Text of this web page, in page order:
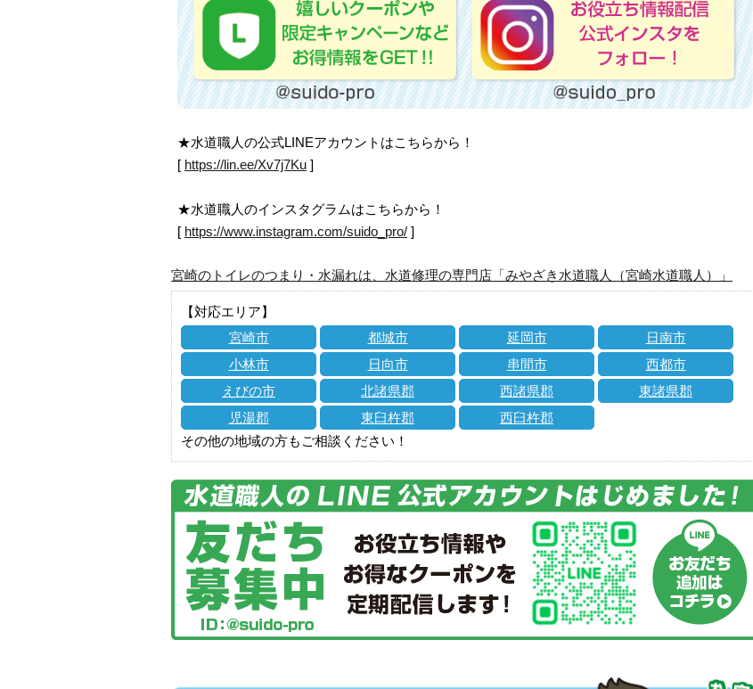
★水道職人の公式LINEアカウントはこちらから！
[ https://lin.ee/Xv7j7Ku ]
★水道職人のインスタグラムはこちらから！
[ https://www.instagram.com/suido_pro/ ]
宮崎のトイレのつまり・水漏れは、水道修理の専門店「みやざき水道職人（宮崎水道職人）」
【対応エリア】
宮崎市
都城市 延岡市
日南市
小林市
日向市 串間市
西都市
えびの市
北諸県郡 西諸県郡
東諸県郡
児湯郡
東臼杵郡
西臼杵郡
その他の地域の方もご相談ください！